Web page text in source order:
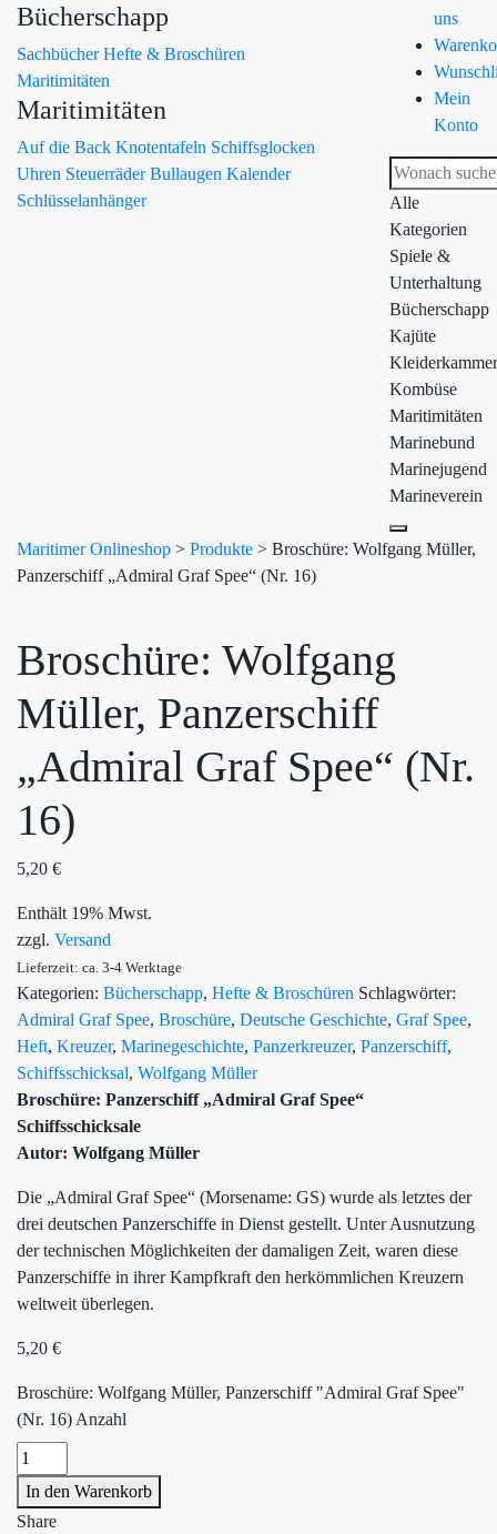
Bücherschapp
SachbücherHefte & Broschüren
Maritimitäten
Maritimitäten
Auf die Back Knotentafeln Schiffsglocken
Uhren SteuerräderBullaugen Kalender
Schlüsselanhänger
uns
Mein
Konto
Alle
Kategorien
Spiele &
Unterhaltung
Bücherschapp
Kajüte
Kleiderkammer
Kombüse
Maritimitäten
Marinebund
Marinejugend
Marineverein
Maritimer Onlineshop > Produkte > Broschüre: Wolfgang Müller,
Panzerschiff „Admiral Graf Spee“ (Nr. 16)
Broschüre: Wolfgang
Müller, Panzerschiff
„Admiral Graf Spee“ (Nr.
16)
5,20 €
Enthält 19% Mwst.
zzgl. Versand
Lieferzeit: ca. 3-4 Werktage
Kategorien: Bücherschapp, Hefte & Broschüren Schlagwörter:
Admiral Graf Spee, Broschüre, Deutsche Geschichte, Graf Spee,
Heft, Kreuzer, Marinegeschichte, Panzerkreuzer, Panzerschiff,
Schiffsschicksal, Wolfgang Müller
Broschüre: Panzerschiff „Admiral Graf Spee“
Schiffsschicksale
Autor: Wolfgang Müller
Die „Admiral Graf Spee“ (Morsename: GS) wurde als letztes der
drei deutschen Panzerschiffe in Dienst gestellt. Unter Ausnutzung
der technischen Möglichkeiten der damaligen Zeit, waren diese
Panzerschiffe in ihrer Kampfkraft den herkömmlichen Kreuzern
weltweit überlegen.
5,20 €
Broschüre: Wolfgang Müller, Panzerschiff "Admiral Graf Spee"
(Nr. 16) Anzahl
In den Warenkorb
Share